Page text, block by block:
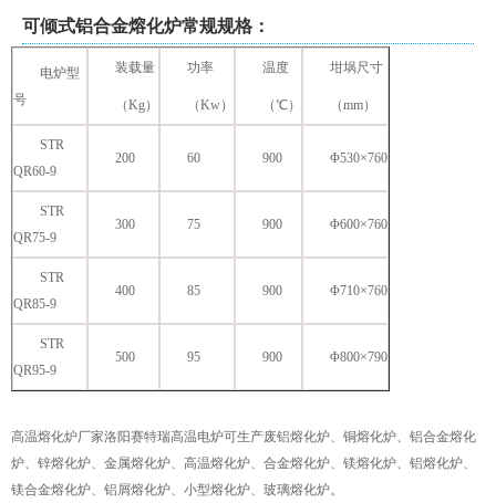
可倾式铝合金熔化炉常规规格：
电炉型
号
装载量
（Kg）
功率
（Kw）
温度
（℃）
坩埚尺寸
（mm）
STR
QR60-9
200 60 900 Φ530×760
STR
QR75-9
300 75 900 Φ600×760
STR
QR85-9
400 85 900 Φ710×760
STR
QR95-9
500 95 900 Φ800×790
高温熔化炉厂家洛阳赛特瑞高温电炉可生产废铝熔化炉、铜熔化炉、铝合金熔化
炉、锌熔化炉、金属熔化炉、高温熔化炉、合金熔化炉、镁熔化炉、铝熔化炉、
镁合金熔化炉、铝屑熔化炉、小型熔化炉、玻璃熔化炉。